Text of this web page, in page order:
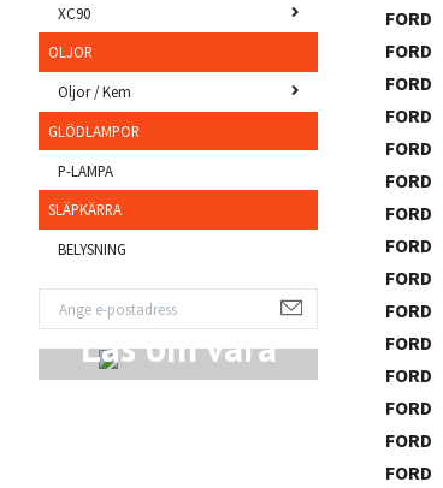
XC90
OLJOR
Oljor / Kem
GLÖDLAMPOR
P-LAMPA
SLÄPKÄRRA
BELYSNING
Läs om våra
Produkter
FORD
FORD
FORD
FORD
FORD
FORD
FORD
FORD
FORD
FORD
FORD
FORD
FORD
FORD
FORD